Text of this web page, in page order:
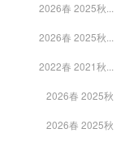
2026春 2025秋...
2026春 2025秋...
2022春 2021秋...
2026春 2025秋
2026春 2025秋